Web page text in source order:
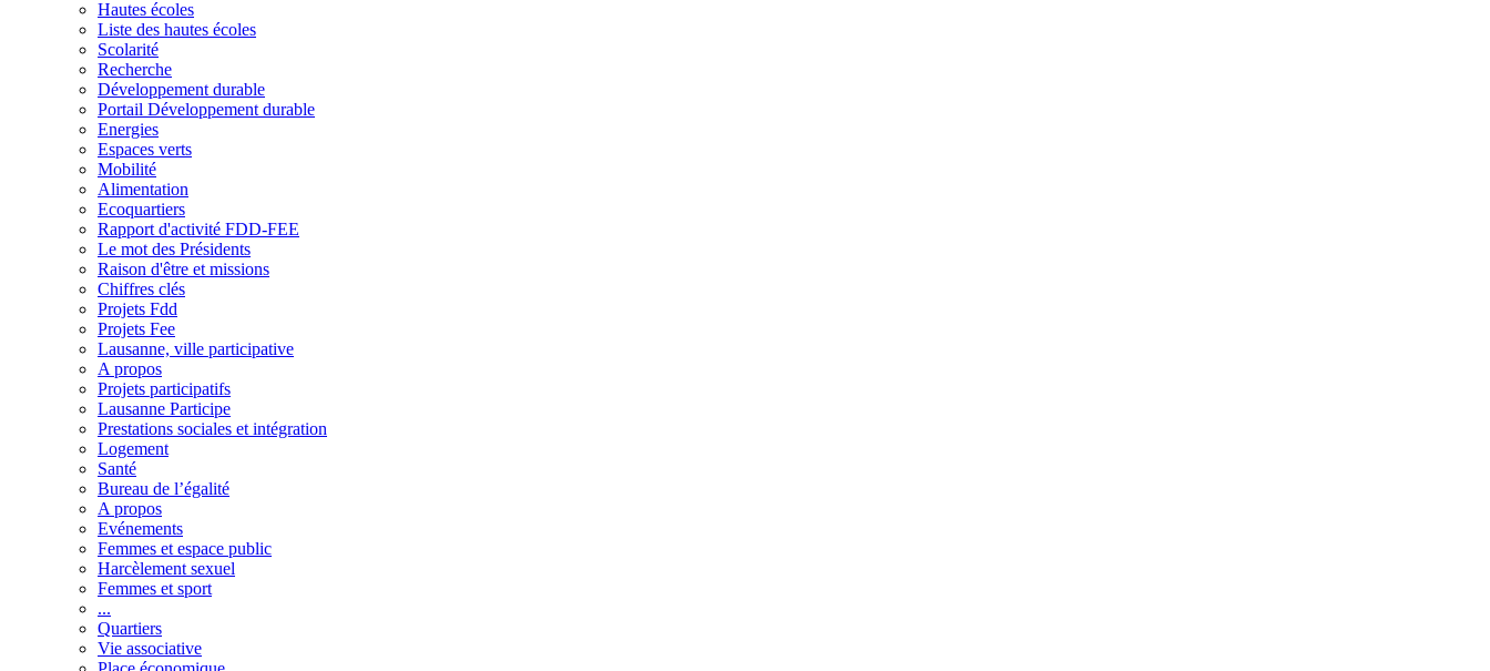
Hautes écoles
Liste des hautes écoles
Scolarité
Recherche
Développement durable
Portail Développement durable
Energies
Espaces verts
Mobilité
Alimentation
Ecoquartiers
Rapport d'activité FDD-FEE
Le mot des Présidents
Raison d'être et missions
Chiffres clés
Projets Fdd
Projets Fee
Lausanne, ville participative
A propos
Projets participatifs
Lausanne Participe
Prestations sociales et intégration
Logement
Santé
Bureau de l’égalité
A propos
Evénements
Femmes et espace public
Harcèlement sexuel
Femmes et sport
...
Quartiers
Vie associative